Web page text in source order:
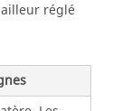
réglé